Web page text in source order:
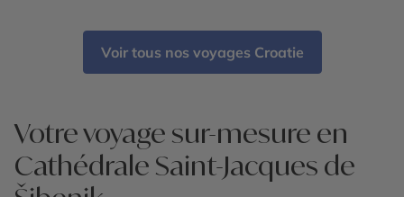
Voir tous nos voyages Croatie
Votre voyage sur-mesure en
Cathédrale Saint-Jacques de